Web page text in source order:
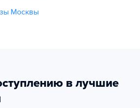
Москвы
в лучшие